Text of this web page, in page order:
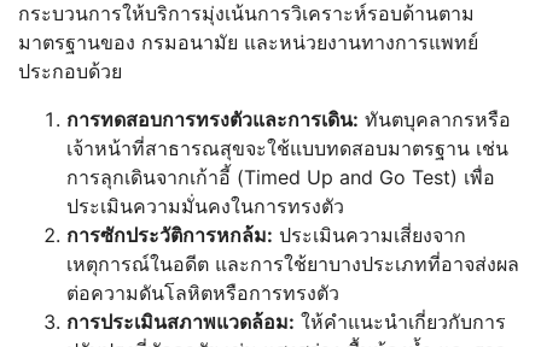
กระบวนการให้บริการมุ่งเน้นการวิเคราะห์รอบด้านตาม
มาตรฐานของ กรมอนามัย และหน่วยงานทางการแพทย์
ประกอบด้วย
การทดสอบการทรงตัวและการเดิน: ทันตบุคลากรหรือ
เจ้าหน้าที่สาธารณสุขจะใช้แบบทดสอบมาตรฐาน เช่น
การลุกเดินจากเก้าอี้ (Timed Up and Go Test) เพื่อ
ประเมินความมั่นคงในการทรงตัว
การซักประวัติการหกล้ม: ประเมินความเสี่ยงจาก
เหตุการณ์ในอดีต และการใช้ยาบางประเภทที่อาจส่งผล
ต่อความดันโลหิตหรือการทรงตัว
การประเมินสภาพแวดล้อม: ให้คำแนะนำเกี่ยวกับการ